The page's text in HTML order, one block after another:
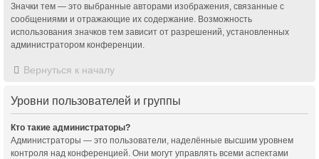
Значки тем — это выбранные авторами изображения, связанные с
сообщениями и отражающие их содержание. Возможность
использования значков тем зависит от разрешений, установленных
администратором конференции.
Вернуться к началу
Уровни пользователей и группы
Кто такие администраторы?
Администраторы — это пользователи, наделённые высшим уровнем
контроля над конференцией. Они могут управлять всеми аспектами